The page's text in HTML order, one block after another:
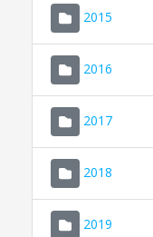
2015
2016
2017
2018
2019